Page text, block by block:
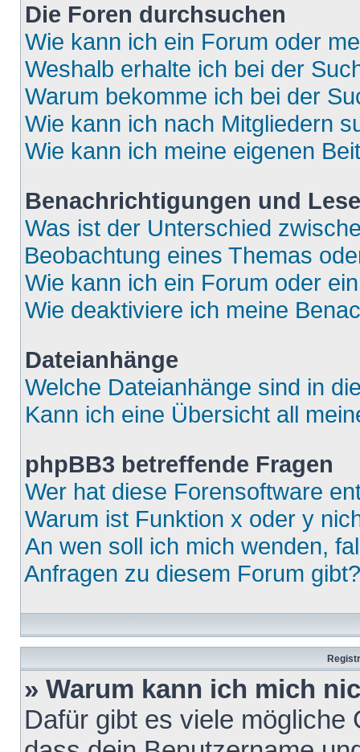
Die Foren durchsuchen
Wie kann ich ein Forum oder
Weshalb erhalte ich bei der
Warum bekomme ich bei der
Wie kann ich nach Mitgliedern
Wie kann ich meine eigenen
Benachrichtigungen und
Was ist der Unterschied
Beobachtung eines Themas
Wie kann ich ein Forum oder
Wie deaktiviere ich meine
Dateianhänge
Welche Dateianhänge sind in
Kann ich eine Übersicht all
phpBB3 betreffende Fragen
Wer hat diese Forensoftware
Warum ist Funktion x oder y
An wen soll ich mich wenden,
Anfragen zu diesem Forum gibt?
» Warum kann ich mich
Dafür gibt es viele